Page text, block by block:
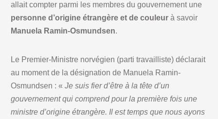
allait compter parmi les membres du gouvernement une
personne d’origine étrangère et de couleur à savoir
Manuela Ramin-Osmundsen.
Le Premier-Ministre norvégien (parti travailliste) déclarait
au moment de la désignation de Manuela Ramin-
Osmundsen : «Je suis fier d’être à la tête d’un
gouvernement qui comprend pour la première fois une
ministre d’origine étrangère. Il est temps que nous ayons